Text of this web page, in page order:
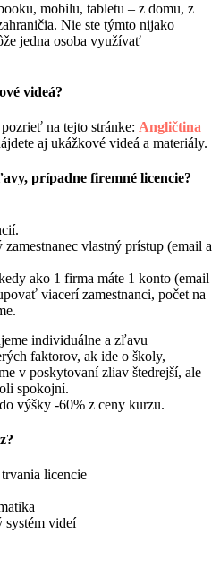
mobilu, tabletu – z domu, z
Nie ste týmto nijako
jedna osoba využívať
videá?
na tejto stránke: Angličtina
aj ukážkové videá a materiály.
prípadne firemné licencie?
vlastný prístup (email a
ako 1 firma máte 1 konto (email
viacerí zamestnanci, počet na
individuálne a zľavu
faktorov, ak ide o školy,
v poskytovaní zliav štedrejší, ale
spokojní.
výšky -60% z ceny kurzu.
licencie
systém videí